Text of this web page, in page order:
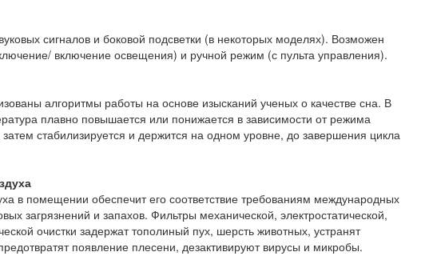
сигналов и боковой подсветки (в некоторых моделях). Возможен
включение освещения) и ручной режим (с пульта управления).
алгоритмы работы на основе изысканий ученых о качестве сна. В
плавно повышается или понижается в зависимости от режима
затем стабилизируется и держится на одном уровне, до завершения цикла
в помещении обеспечит его соответствие требованиям международных
загрязнений и запахов. Фильтры механической, электростатической,
очистки задержат тополиный пух, шерсть животных, устранят
появление плесени, дезактивируют вирусы и микробы.